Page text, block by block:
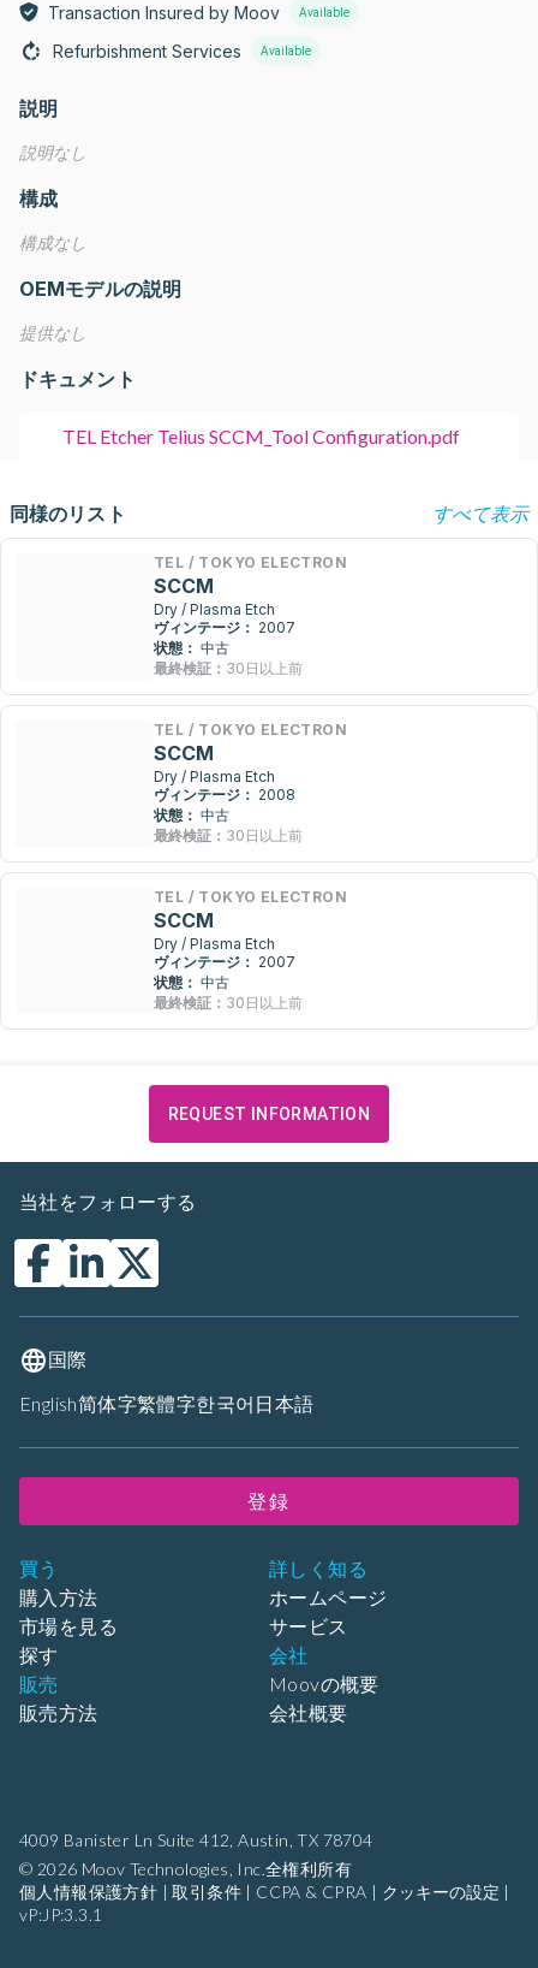
Transaction Insured by Moov Available
Refurbishment Services Available
説明
説明なし
構成
構成なし
OEMモデルの説明
提供なし
ドキュメント
TEL Etcher Telius SCCM_Tool Configuration.pdf
同様のリスト すべて表示
TEL / TOKYO ELECTRON
SCCM
Dry / Plasma Etch
ヴィンテージ： 2007
状態： 中古
最終検証： 30日以上前
TEL / TOKYO ELECTRON
SCCM
Dry / Plasma Etch
ヴィンテージ： 2008
状態： 中古
最終検証： 30日以上前
TEL / TOKYO ELECTRON
SCCM
Dry / Plasma Etch
ヴィンテージ： 2007
状態： 中古
最終検証： 30日以上前
REQUEST INFORMATION
4009 Banister Ln Suite 412, Austin, TX 78704
© 2026 Moov Technologies, Inc.全権利所有
個人情報保護方針 |取引条件 | CCPA & CPRA | クッキーの設定 |
vP:JP:3.3.1
買う
購入方法
市場を見る
探す
販売
販売方法
詳しく知る
ホームページ
サービス
会社
Moovの概要
会社概要
当社をフォローする
国際
English简体字繁體字한국어 日本語
登録